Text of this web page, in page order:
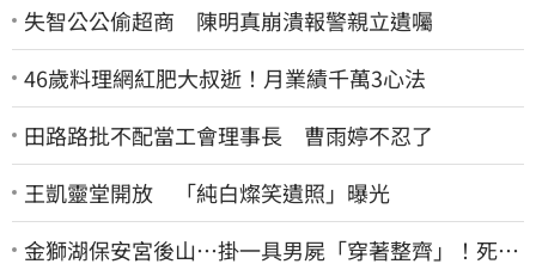
失智公公偷超商 陳明真崩潰報警親立遺囑
46歲料理網紅肥大叔逝！月業績千萬3心法
田路路批不配當工會理事長 曹雨婷不忍了
王凱靈堂開放 「純白燦笑遺照」曝光
金獅湖保安宮後山…掛一具男屍「穿著整齊」！死者